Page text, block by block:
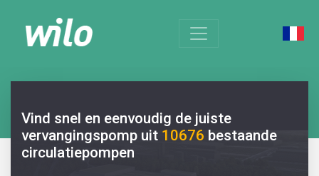
Vind snel en eenvoudig de juiste
vervangingspomp uit 10676 bestaande
circulatiepompen